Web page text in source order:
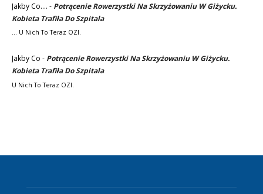
Jakby Co.... - Potrącenie Rowerzystki Na Skrzyżowaniu W Giżycku.
Kobieta Trafiła Do Szpitala
... U Nich To Teraz OZI.
Jakby Co - Potrącenie Rowerzystki Na Skrzyżowaniu W Giżycku.
Kobieta Trafiła Do Szpitala
U Nich To Teraz OZI.